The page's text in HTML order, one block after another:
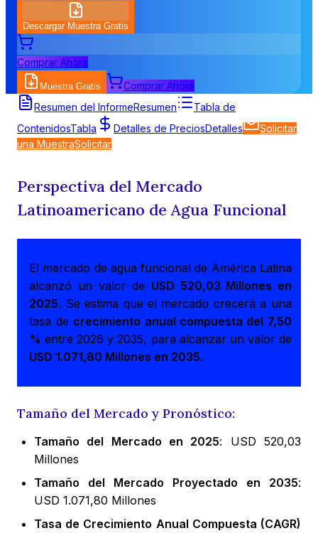
Descargar Muestra Gratis
Comprar Ahora
Muestra Gratis
Comprar Ahora
Resumen del InformeResumen
Tabla de
ContenidosTabla Detalles de PreciosDetalles
Solicitar
una MuestraSolicitar
Perspectiva del Mercado
Latinoamericano de Agua Funcional
El mercado de agua funcional de América Latina
alcanzó un valor de USD 520,03 Millones en
2025. Se estima que el mercado crecerá a una
tasa de crecimiento anual compuesta del 7,50
% entre 2026 y 2035, para alcanzar un valor de
USD 1.071,80 Millones en 2035.
Tamaño del Mercado y Pronóstico:
Tamaño del Mercado en 2025: USD 520,03
Millones
Tamaño del Mercado Proyectado en 2035:
USD 1.071,80 Millones
Tasa de Crecimiento Anual Compuesta (CAGR)